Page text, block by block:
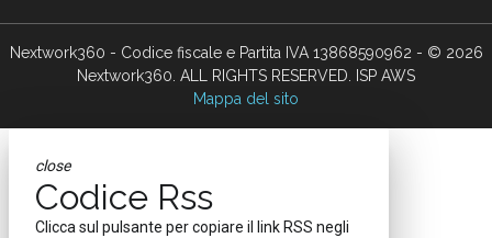
Nextwork360 - Codice fiscale e Partita IVA 13868590962 - © 2026
Nextwork360. ALL RIGHTS RESERVED. ISP AWS
Mappa del sito
close
Codice Rss
Clicca sul pulsante per copiare il link RSS negli